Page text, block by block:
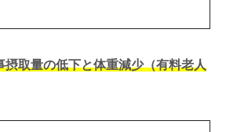
摂取量の低下と体重減少（有料老人